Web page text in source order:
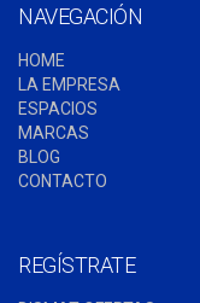
S
:
NAVEGACIÓN
HOME
LA EMPRESA
ESPACIOS
MARCAS
BLOG
CONTACTO
REGÍSTRATE